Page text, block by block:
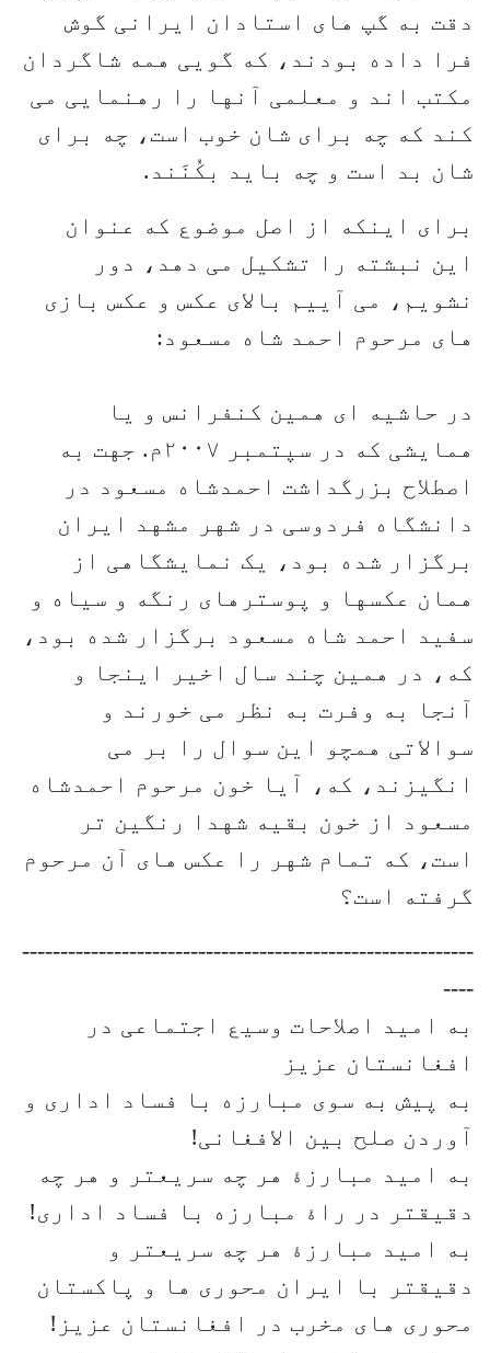
دقت به گپ های استادان ایرانی گوش
فرا داده بودند، که گویی همه شاگردان
مکتب اند و معلمی آنها را رهنمایی می
کند که چه برای شان خوب است، چه برای
شان بد است و چه باید بکُنَند.
برای اینکه از اصل موضوع که عنوان
این نبشته را تشکیل می دهد، دور
نشویم، می آییم بالای عکس و عکس بازی
های مرحوم احمد شاه مسعود:
در حاشیه ای همین کنفرانس و یا
همایشی که در سپتمبر ۲۰۰۷م. جهت به
اصطلاح بزرگداشت احمدشاه مسعود در
دانشگاه فردوسی در شهر مشهد ایران
برگزار شده بود، یک نمایشگاهی از
همان عکسها و پوسترهای رنگه و سیاه و
سفید احمد شاه مسعود برگزار شده بود،
که، در همین چند سال اخیر اینجا و
آنجا به وفرت به نظر می خورند و
سوالاتی همچو این سوال را بر می
انگیزند، که، آیا خون مرحوم احمدشاه
مسعود از خون بقیه شهدا رنگین تر
است، که تمام شهر را عکس های آن مرحوم
گرفته است؟
-----------------------------------------------------------
----
به امید اصلاحات وسیع اجتماعی در
افغانستان عزیز
به پیش به سوی مبارزه با فساد اداری و
آوردن صلح بین الافغانی!
به امید مبارزۀ هر چه سریعتر و هر چه
دقیقتر در راۀ مبارزه با فساد اداری!
به امید مبارزۀ هر چه سریعتر و
دقیقتر با ایران محوری ها و پاکستان
محوری های مخرب در افغانستان عزیز!